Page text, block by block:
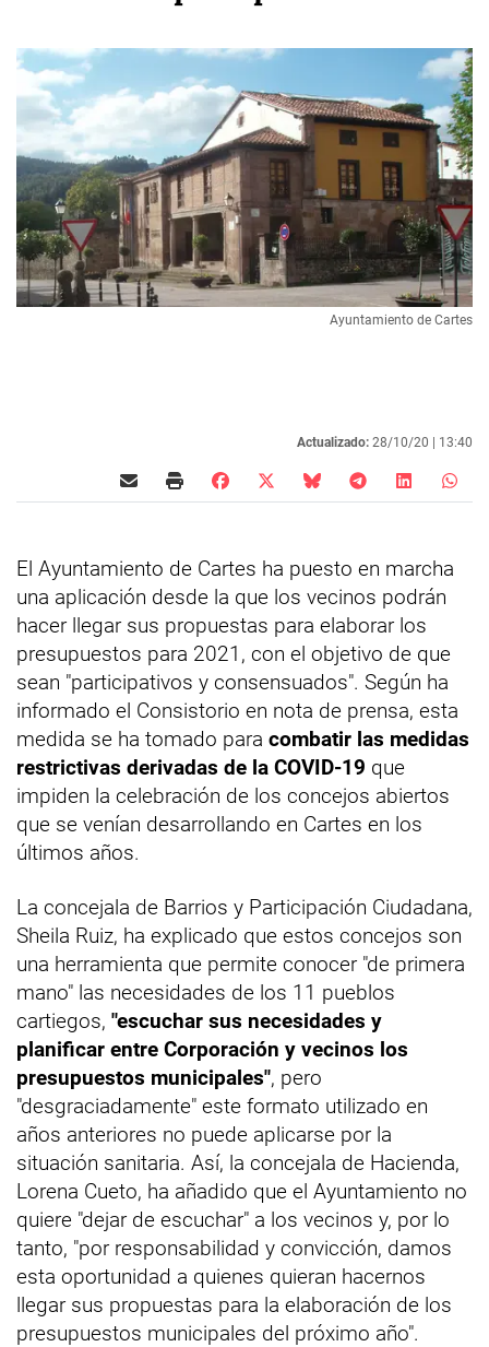
Ayuntamiento de Cartes
Actualizado: 28/10/20 | 13:40
El Ayuntamiento de Cartes ha puesto en marcha
una aplicación desde la que los vecinos podrán
hacer llegar sus propuestas para elaborar los
presupuestos para 2021, con el objetivo de que
sean "participativos y consensuados". Según ha
informado el Consistorio en nota de prensa, esta
medida se ha tomado para combatir las medidas
restrictivas derivadas de la COVID-19 que
impiden la celebración de los concejos abiertos
que se venían desarrollando en Cartes en los
últimos años.
La concejala de Barrios y Participación Ciudadana,
Sheila Ruiz, ha explicado que estos concejos son
una herramienta que permite conocer "de primera
mano" las necesidades de los 11 pueblos
cartiegos, "escuchar sus necesidades y
planificar entre Corporación y vecinos los
presupuestos municipales", pero
"desgraciadamente" este formato utilizado en
años anteriores no puede aplicarse por la
situación sanitaria. Así, la concejala de Hacienda,
Lorena Cueto, ha añadido que el Ayuntamiento no
quiere "dejar de escuchar" a los vecinos y, por lo
tanto, "por responsabilidad y convicción, damos
esta oportunidad a quienes quieran hacernos
llegar sus propuestas para la elaboración de los
presupuestos municipales del próximo año".